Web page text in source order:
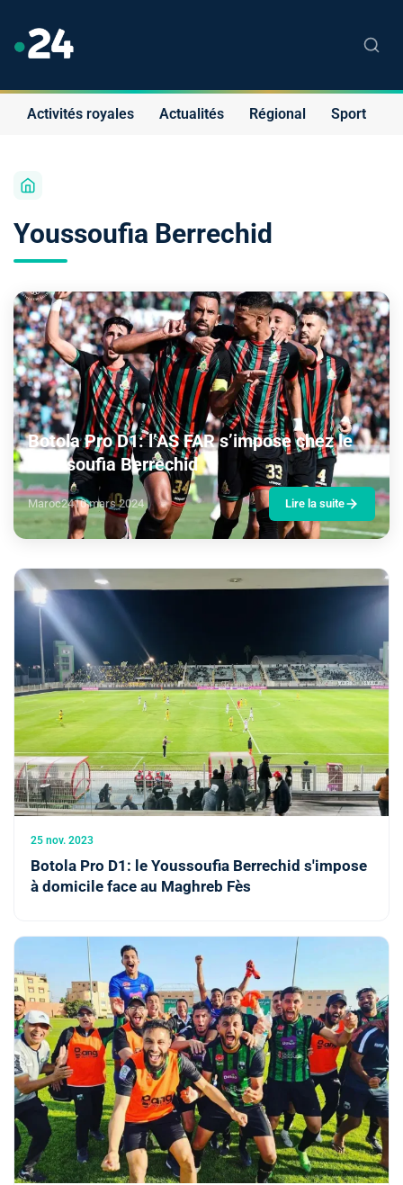
Activités royales Actualités Régional Sport
Youssoufia Berrechid
Botola Pro D1: l’AS FAR s’impose chez le
Youssoufia Berrechid
Maroc2410 mars 2024 Lire la suite
25 nov. 2023
Botola Pro D1: le Youssoufia Berrechid s'impose
à domicile face au Maghreb Fès